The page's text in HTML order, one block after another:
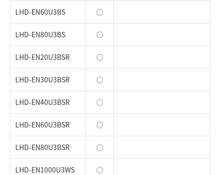
LHD-EN60U3BS ○
LHD-EN80U3BS ○
LHD-EN20U3BSR ○
LHD-EN30U3BSR ○
LHD-EN40U3BSR ○
LHD-EN60U3BSR ○
LHD-EN80U3BSR ○
LHD-EN1000U3WS ○